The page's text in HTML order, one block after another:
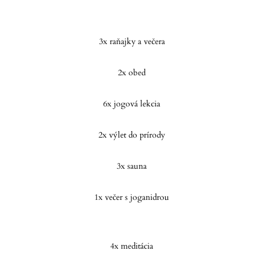
3x raňajky a večera
2x obed
6x jogová lekcia
2x výlet do prírody
3x sauna
1x večer s joganidrou
4x meditácia